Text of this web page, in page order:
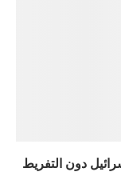
دون التفريط